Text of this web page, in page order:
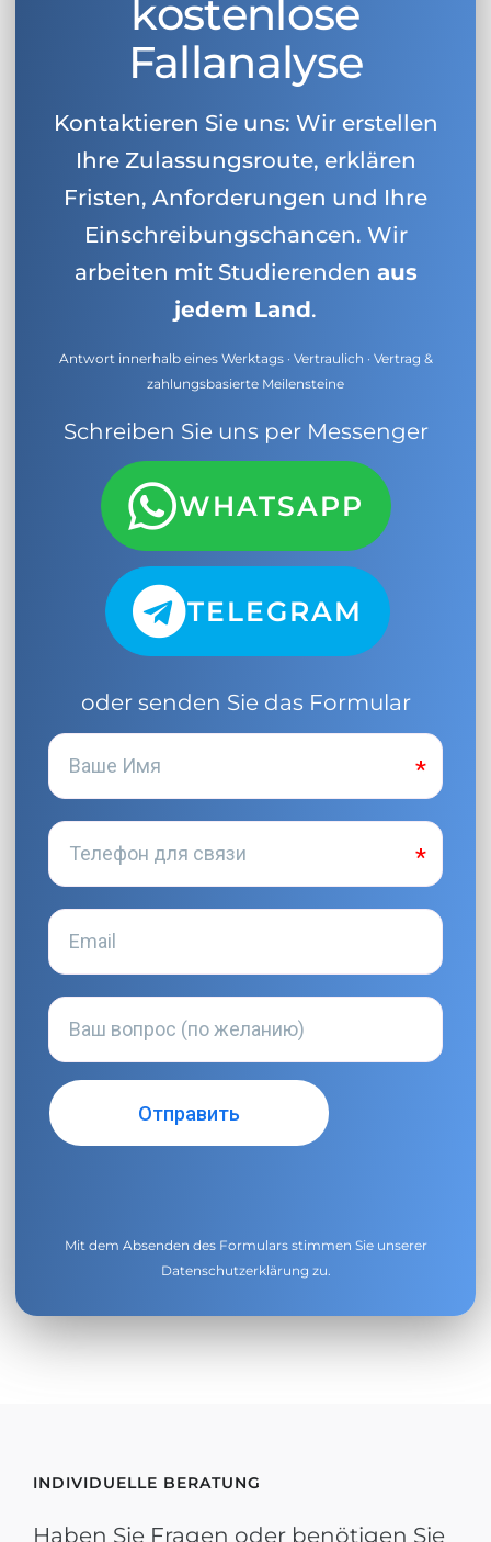
kostenlose
Fallanalyse
Kontaktieren Sie uns: Wir erstellen
Ihre Zulassungsroute, erklären
Fristen, Anforderungen und Ihre
Einschreibungschancen. Wir
arbeiten mit Studierenden aus
jedem Land.
Antwort innerhalb eines Werktags · Vertraulich · Vertrag &
zahlungsbasierte Meilensteine
Schreiben Sie uns per Messenger
WHATSAPP
TELEGRAM
oder senden Sie das Formular
Mit dem Absenden des Formulars stimmen Sie unserer
Datenschutzerklärung zu.
INDIVIDUELLE BERATUNG
Haben Sie Fragen oder benötigen Sie